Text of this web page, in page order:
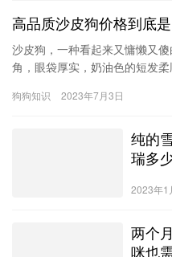
高品质沙皮狗价格到底
沙皮狗，一种看起来又慵懒又
角，眼袋厚实，奶油色的短发
开始关注…
狗狗知识 2023年7月3日
纯的
瑞多
2023年1
两个
咪也